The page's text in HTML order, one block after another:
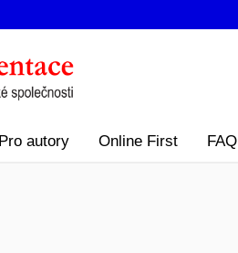
Pro autory Online First FAQ